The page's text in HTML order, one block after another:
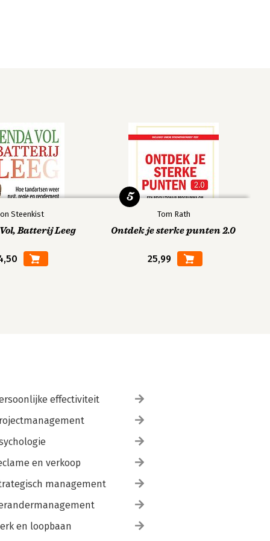
Steenkist
Batterij Leeg
Tom Rath
Ontdek je sterke punten 2.0
25,99
5
effectiviteit
en verkoop
management
en loopbaan